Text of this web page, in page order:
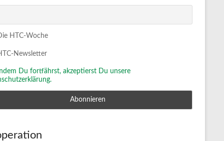
HTC-Woche
Newsletter
Indem Du fortfährst, akzeptierst Du unsere